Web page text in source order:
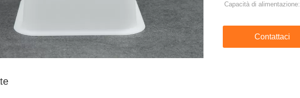
Capacità di alimentazione:
Contattaci